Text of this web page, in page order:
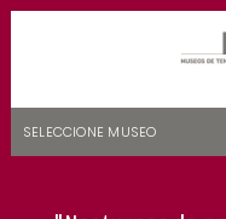
SELECCIONE MUSEO